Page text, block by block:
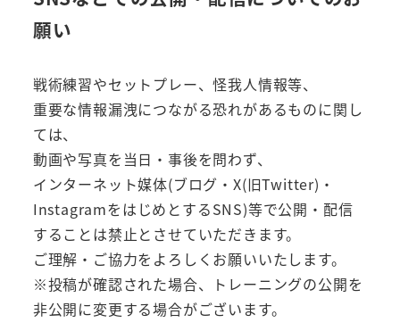
願い
戦術練習やセットプレー、怪我人情報等、
重要な情報漏洩につながる恐れがあるものに関し
ては、
動画や写真を当日・事後を問わず、
インターネット媒体(ブログ・X(旧Twitter)・
InstagramをはじめとするSNS)等で公開・配信
することは禁止とさせていただきます。
ご理解・ご協力をよろしくお願いいたします。
※投稿が確認された場合、トレーニングの公開を
非公開に変更する場合がございます。